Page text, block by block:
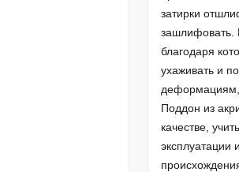
затирки
зашлифовать.
благодаря
ухаживать и
деформациям,
Поддон из
качестве,
эксплуатации